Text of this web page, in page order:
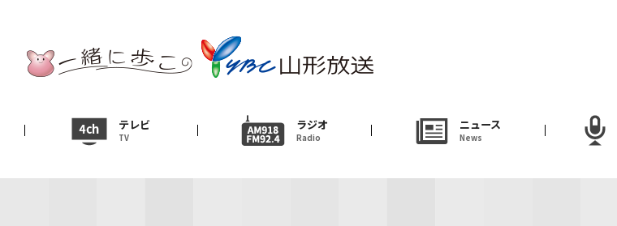
テレビ
TV
ラジオ
Radio
ニュース
News
テレビ
ニュース
News
イベント